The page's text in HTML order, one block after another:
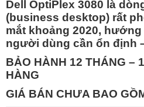
Dell OptiPlex 3080 là
(business desktop) rất
mắt khoảng 2020,
người dùng cần ổn định
BẢO HÀNH 12 THÁNG –
HÀNG
GIÁ BÁN CHƯA BAO